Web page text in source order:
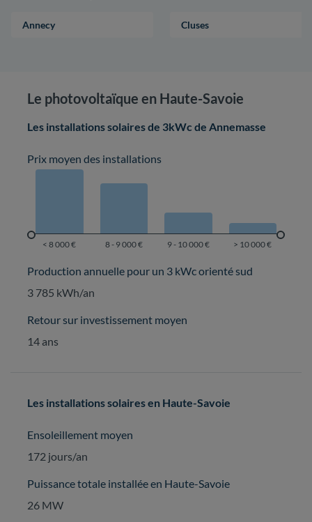
Annecy Cluses
Le photovoltaïque en Haute-Savoie
Les installations solaires de 3kWc de Annemasse
Prix moyen des installations
Production annuelle pour un 3 kWc orienté sud
3 785 kWh/an
Retour sur investissement moyen
14 ans
Les installations solaires en Haute-Savoie
Ensoleillement moyen
172 jours/an
Puissance totale installée en Haute-Savoie
26 MW